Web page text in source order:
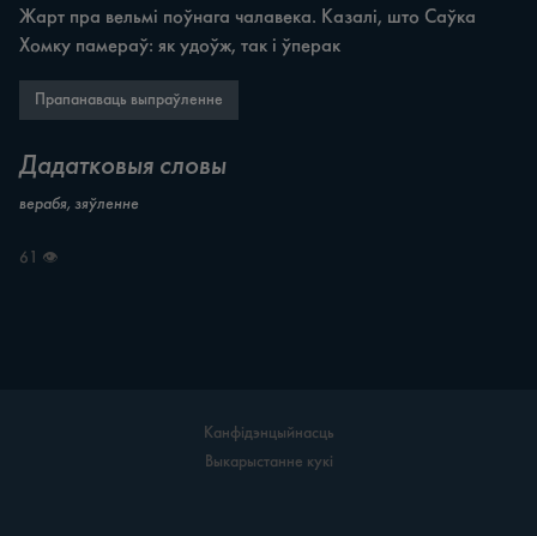
Жарт пра вельмі поўнага чалавека. Казалі, што Саўка
Хомку памераў: як удоўж, так i ўперак
Прапанаваць выпраўленне
Дадатковыя словы
верабя, зяўленне
61 👁
Канфідэнцыйнасць
Выкарыстанне кукі